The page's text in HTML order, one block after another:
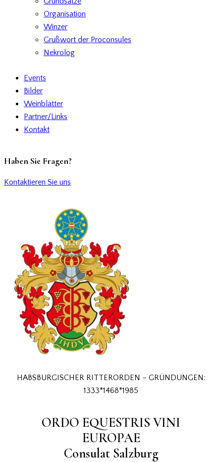
Organisation
Winzer
Grußwort der Proconsules
Nekrolog
Events
Bilder
Weinblätter
Partner/Links
Kontakt
Haben Sie Fragen?
Kontaktieren Sie uns
HABSBURGISCHER RITTERORDEN – GRÜNDUNGEN:
1333*1468*1985
ORDO EQUESTRIS VINI
EUROPAE
Consulat Salzburg